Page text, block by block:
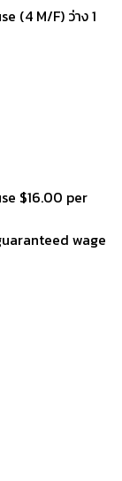
(4 M/F) ว่าง 1
$16.00 per
wage